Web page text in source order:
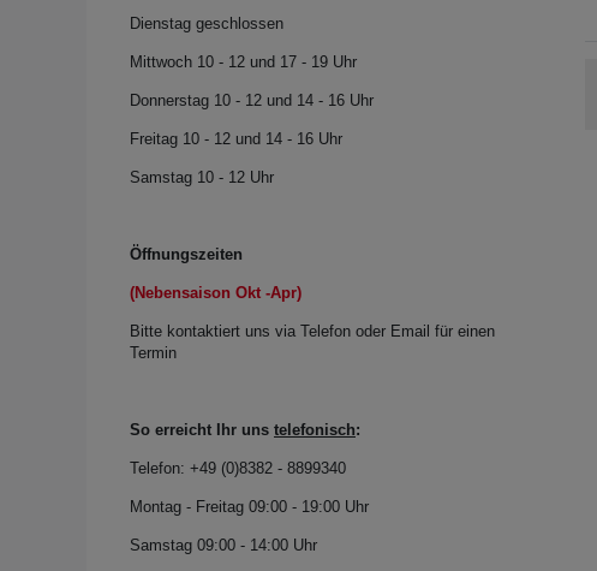
Dienstag geschlossen
Mittwoch 10 - 12 und 17 - 19 Uhr
Donnerstag 10 - 12 und 14 - 16 Uhr
Freitag 10 - 12 und 14 - 16 Uhr
Samstag 10 - 12 Uhr
Öffnungszeiten
(Nebensaison Okt -Apr)
Bitte kontaktiert uns via Telefon oder Email für einen
Termin
So erreicht Ihr uns telefonisch:
Telefon: +49 (0)8382 - 8899340
Montag - Freitag 09:00 - 19:00 Uhr
Samstag 09:00 - 14:00 Uhr